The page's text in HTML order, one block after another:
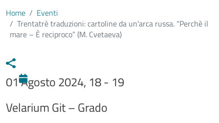
Home
Eventi
Trentatrè traduzioni: cartoline da un'arca russa. “Perchè il
mare – È reciproco” (M. Cvetaeva)
01 Agosto 2024, 18 - 19
Sede evento
Velarium Git – Grado